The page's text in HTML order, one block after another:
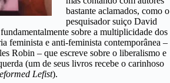
bastante aclamados, como o
pesquisador suiço David
sobre a multiplicidade dos
feminista e anti-feminista contemporânea –
Robin – que escreve sobre o liberalismo e
(um de seus livros recebe o carinhoso
Lefist).